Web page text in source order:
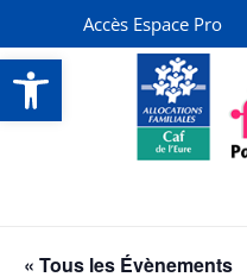
Ouvrir la barre d’outils
Accès Espace Pro
« Tous les Évènements